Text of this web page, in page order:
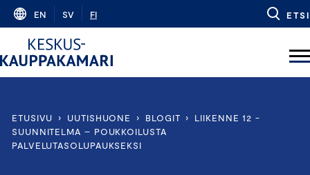
Skip
content
EN SV FI ETSI
ETUSIVU › UUTISHUONE › BLOGIT ›
LIIKENNE 12 -
SUUNNITELMA – POUKKOILUSTA
PALVELUTASOLUPAUKSEKSI